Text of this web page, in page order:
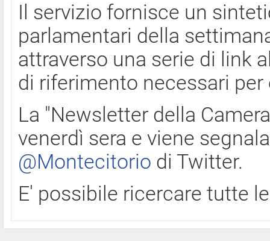
Il servizio fornisce un
parlamentari della
attraverso una serie di link
di riferimento necessari
La "Newsletter della
venerdì sera e viene
@Montecitorio di Twitter.
E' possibile ricercare tutte